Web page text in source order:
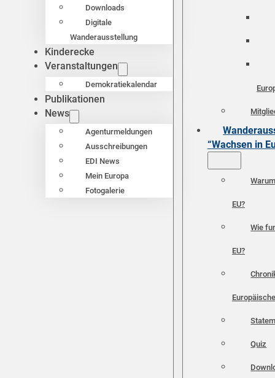
Downloads
Digitale
Wanderausstellung
Kinderecke
Veranstaltungen
Demokratiekalendar
Publikationen
News
Agenturmeldungen
Ausschreibungen
EDI News
Mein Europa
Fotogalerie
“Wachsen in
EU?
Wie
EU?
Quiz